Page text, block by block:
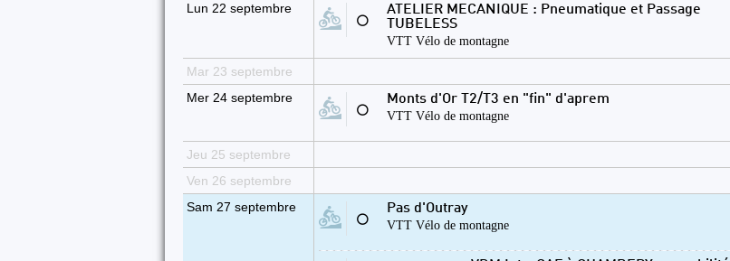
Lun 22 septembre
⚪
ATELIER MECANIQUE : Pneumatique et Passage
TUBELESS
VTT Vélo de montagne
Mar 23 septembre
Mer 24 septembre
⚪
Monts d'Or T2/T3 en "fin" d'aprem
VTT Vélo de montagne
Jeu 25 septembre
Ven 26 septembre
Sam 27 septembre
⚪
Pas d'Outray
VTT Vélo de montagne